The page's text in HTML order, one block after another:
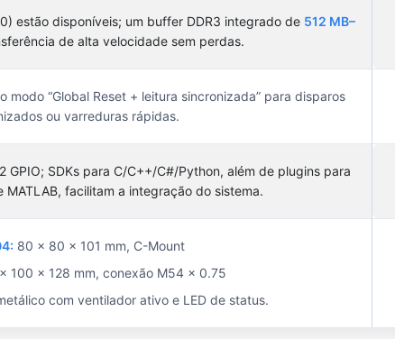
estão disponíveis; um buffer DDR3 integrado de 512 MB–
de alta velocidade sem perdas.
“Global Reset + leitura sincronizada” para disparos
ou varreduras rápidas.
GPIO; SDKs para C/C++/C#/Python, além de plugins para
MATLAB, facilitam a integração do sistema.
80 × 80 × 101 mm, C-Mount
100 × 128 mm, conexão M54 × 0.75
com ventilador ativo e LED de status.